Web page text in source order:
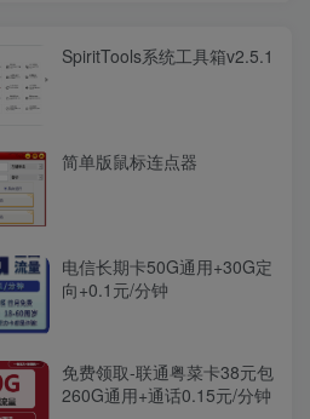
SpiritTools系统工具箱v2.5.1
简单版鼠标连点器
电信长期卡50G通用+30G定
向+0.1元/分钟
免费领取-联通粤菜卡38元包
260G通用+通话0.15元/分钟